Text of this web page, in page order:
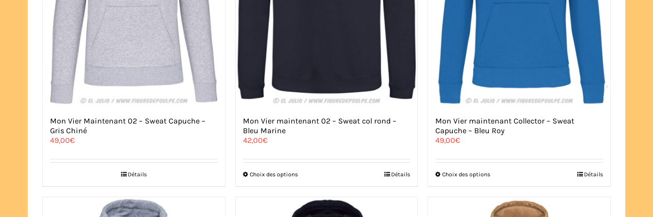
Mon Vier Maintenant 02 – Sweat Capuche –
Gris Chiné
49,00€
Détails
Mon Vier maintenant 02 – Sweat col rond –
Bleu Marine
42,00€
Choix des optionsCe
plusieurs
variations.
Détails
Mon Vier maintenant Collector – Sweat
Capuche – Bleu Roy
49,00€
Choix des optionsCe
plusieurs
variations.
Détails